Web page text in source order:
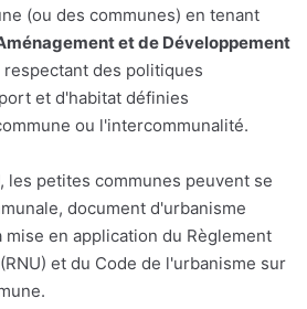
(ou des communes) en tenant
et de Développement
respectant des politiques
et d'habitat définies
ou l'intercommunalité.
les petites communes peuvent se
document d'urbanisme
en application du Règlement
et du Code de l'urbanisme sur